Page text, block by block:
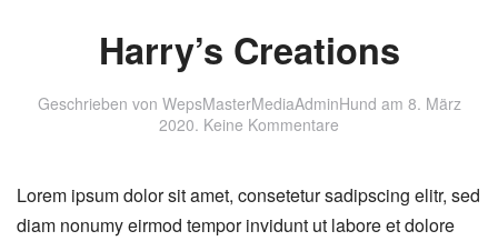
Harry’s Creations
Geschrieben von WepsMasterMediaAdminHund am 8. März
2020. Keine Kommentare
Lorem ipsum dolor sit amet, consetetur sadipscing elitr, sed
diam nonumy eirmod tempor invidunt ut labore et dolore